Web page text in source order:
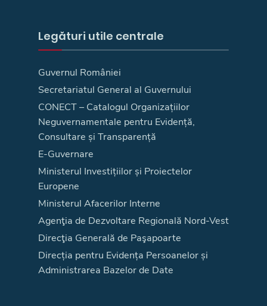
Legături utile centrale
Guvernul României
Secretariatul General al Guvernului
CONECT – Catalogul Organizațiilor
Neguvernamentale pentru Evidență,
Consultare și Transparență
E-Guvernare
Ministerul Investițiilor și Proiectelor
Europene
Ministerul Afacerilor Interne
Agenţia de Dezvoltare Regională Nord-Vest
Direcţia Generală de Paşapoarte
Direcția pentru Evidența Persoanelor și
Administrarea Bazelor de Date